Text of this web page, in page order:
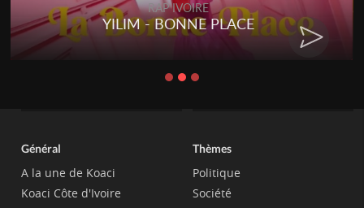
RAP IVOIRE
YILIM - BONNE PLACE
Général
A la une de Koaci
Koaci Côte d'Ivoire
Thèmes
Politique
Société